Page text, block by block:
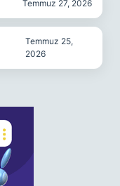
Temmuz 27, 2026
Temmuz 25,
2026